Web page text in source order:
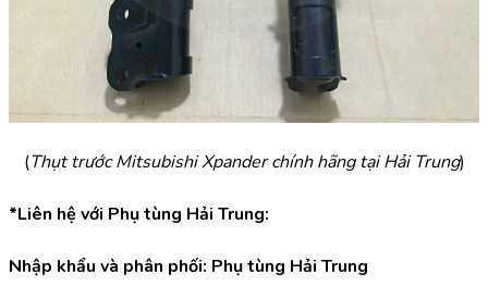
(Thụt trước Mitsubishi Xpander chính hãng tại Hải Trung)
*Liên hệ với Phụ tùng Hải Trung:
Nhập khẩu và phân phối: Phụ tùng Hải Trung